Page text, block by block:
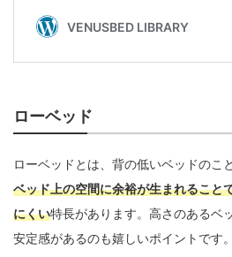
ローベッド
ローベッドとは、背の低いベッドのこ
ベッド上の空間に余裕が生まれること
にくい特長があります。高さのあるベ
安定感があるのも嬉しいポイントです。